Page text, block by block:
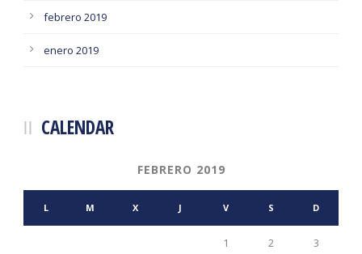
febrero 2019
enero 2019
CALENDAR
FEBRERO 2019
L M X J V S D
1 2 3